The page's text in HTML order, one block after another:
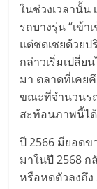
รน
ไชส์
ขาย
หน้า
ในช่วงเวลานั้น
รถบางรุ่น “เข้
แต่ชดเชยด้วย
กล่าวเริ่มเปลี่ย
มา ตลาดที่เคย
ขณะที่จำนวนร
สะท้อนภาพนี้ไ
ปี 2566 มียอด
มาในปี 2568 ก
หรือหดตัวลงถึง